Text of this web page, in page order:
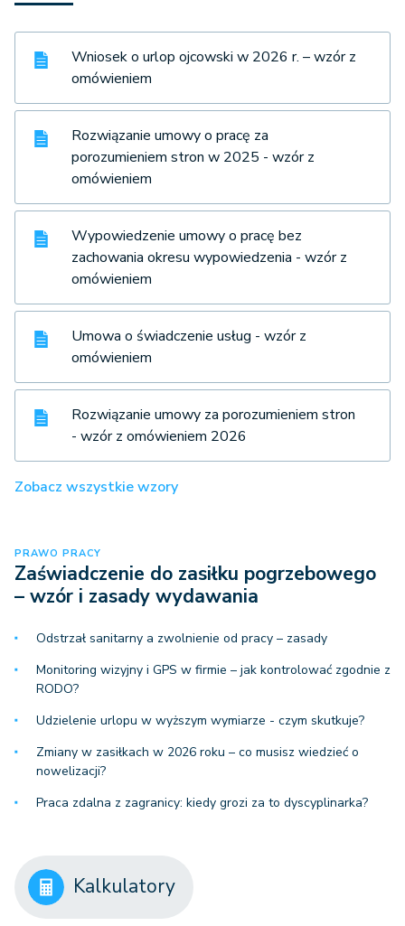
Wniosek o urlop ojcowski w 2026 r. – wzór z
omówieniem
Rozwiązanie umowy o pracę za
porozumieniem stron w 2025 - wzór z
omówieniem
Wypowiedzenie umowy o pracę bez
zachowania okresu wypowiedzenia - wzór z
omówieniem
Umowa o świadczenie usług - wzór z
omówieniem
Rozwiązanie umowy za porozumieniem stron
- wzór z omówieniem 2026
Zobacz wszystkie wzory
PRAWO PRACY
Zaświadczenie do zasiłku pogrzebowego
– wzór i zasady wydawania
Odstrzał sanitarny a zwolnienie od pracy – zasady
Monitoring wizyjny i GPS w firmie – jak kontrolować zgodnie z
RODO?
Udzielenie urlopu w wyższym wymiarze - czym skutkuje?
Zmiany w zasiłkach w 2026 roku – co musisz wiedzieć o
nowelizacji?
Praca zdalna z zagranicy: kiedy grozi za to dyscyplinarka?
Kalkulatory